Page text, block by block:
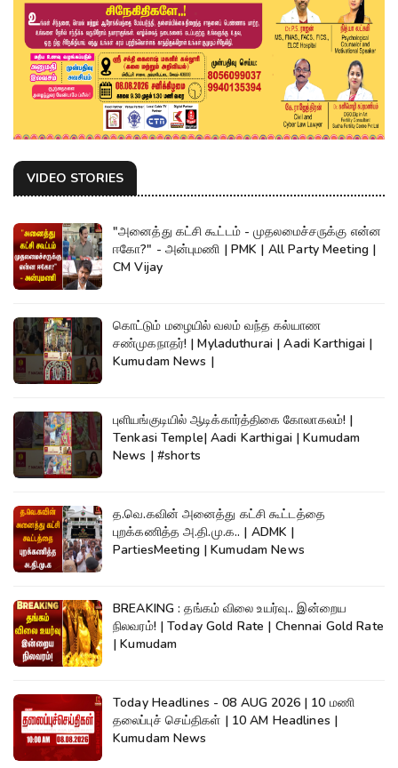
VIDEO STORIES
"அனைத்து கட்சி கூட்டம் - முதலமைச்சருக்கு என்ன
ஈகோ?" - அன்புமணி | PMK | All Party Meeting |
CM Vijay
கொட்டும் மழையில் வலம் வந்த கல்யாண
சண்முகநாதர்! | Myladuthurai | Aadi Karthigai |
Kumudam News |
புளியங்குடியில் ஆடிக்கார்த்திகை கோலாகலம்! |
Tenkasi Temple| Aadi Karthigai | Kumudam
News | #shorts
த.வெ.கவின் அனைத்து கட்சி கூட்டத்தை
புறக்கணித்த அ.தி.மு.க.. | ADMK |
PartiesMeeting | Kumudam News
BREAKING : தங்கம் விலை உயர்வு.. இன்றைய
நிலவரம்! | Today Gold Rate | Chennai Gold Rate
| Kumudam
Today Headlines - 08 AUG 2026 | 10 மணி
தலைப்புச் செய்திகள் | 10 AM Headlines |
Kumudam News